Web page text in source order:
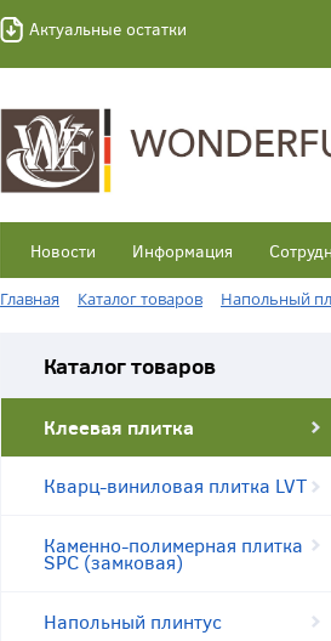
Актуальные остатки
Новости Информация
Главная Каталог товаров Напольный
Каталог товаров
Клеевая плитка
Кварц-виниловая плитка LVT
Каменно-полимерная плитка
SPC (замковая)
Напольный плинтус